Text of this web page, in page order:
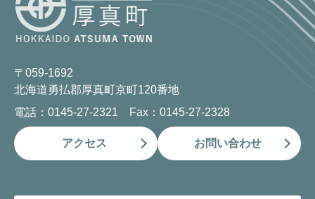
〒059-1692
北海道勇払郡厚真町京町120番地
電話：0145-27-2321 Fax：0145-27-2328
アクセス お問い合わせ